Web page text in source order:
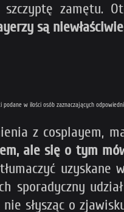
zamętu.
są
w ilości osób zaznaczających
z cosplayem,
ale się o tym
uzyskane
sporadyczny
słysząc o